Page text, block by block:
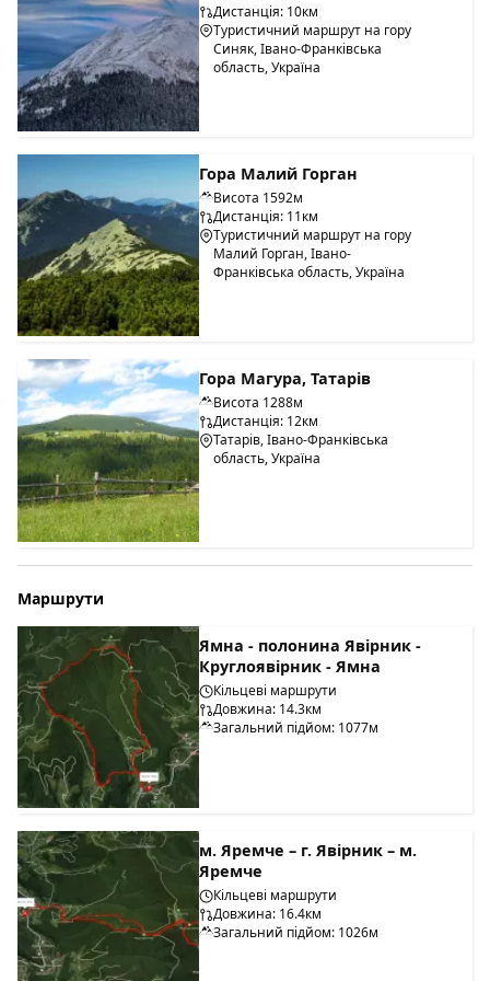
Дистанція: 10км
Туристичний маршрут на гору
Синяк, Івано-Франківська
область, Україна
Гора Малий Горган
Висота 1592м
Дистанція: 11км
Туристичний маршрут на гору
Малий Горган, Івано-
Франківська область, Україна
Гора Магура, Татарів
Висота 1288м
Дистанція: 12км
Татарів, Івано-Франківська
область, Україна
Маршрути
Ямна - полонина Явірник -
Круглоявірник - Ямна
Кільцеві маршрути
Довжина: 14.3км
Загальний підйом: 1077м
м. Яремче – г. Явірник – м.
Яремче
Кільцеві маршрути
Довжина: 16.4км
Загальний підйом: 1026м